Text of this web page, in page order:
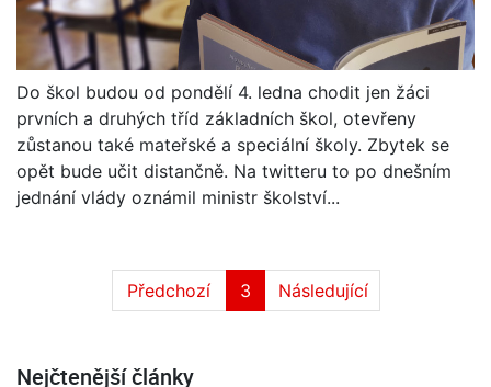
Do škol budou od pondělí 4. ledna chodit jen žáci
prvních a druhých tříd základních škol, otevřeny
zůstanou také mateřské a speciální školy. Zbytek se
opět bude učit distančně. Na twitteru to po dnešním
jednání vlády oznámil ministr školství...
Předchozí 3 Následující
Nejčtenější články